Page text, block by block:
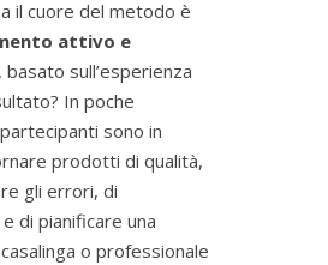
il cuore del metodo è
attivo e
, basato sull’esperienza
In poche
sono in
prodotti di qualità,
gli errori, di
di pianificare una
o professionale